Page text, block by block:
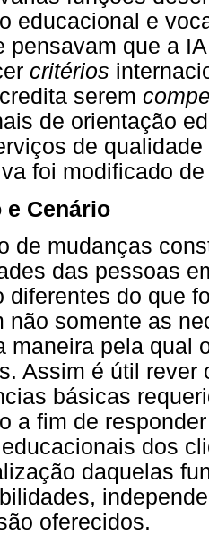
educacional e
pensavam que a
critérios
serem
de orientação
de
foi modificado
e Cenário
de mudanças
das pessoas
diferentes do que
não somente as
maneira pela qual
Assim é útil
básicas
a fim de
dos
daquelas
oferecidos.